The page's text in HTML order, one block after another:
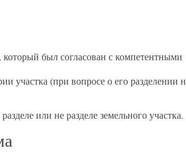
был согласован с компетентными
участка (при вопросе о его разделении
или не разделе земельного участка.